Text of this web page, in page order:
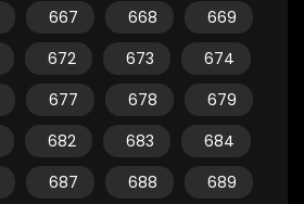
667 668
669
672 673
674
677 678
679
682 683
684
687 688
689